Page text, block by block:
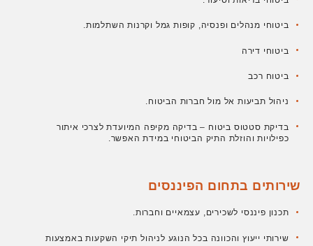
ביטוחי מנהלים ופנסיה, קופות גמל וקרנות השתלמות.
ביטוחי דירה
ביטוח רכב
ניהול תביעות אל מול חברות הביטוח.
בדיקת סטטוס ביטוח – בדיקה מקיפה המיועדת לצרכי איתור
כפילויות והוזלת התיק הביטוחי במידת האפשר.
שירותים בתחום הפיננסים
תכנון פיננסי לשכירים, עצמאיים וחברות.
שירותי ייעוץ והכוונה בכל הנוגע לניהול תיקי השקעות באמצעות